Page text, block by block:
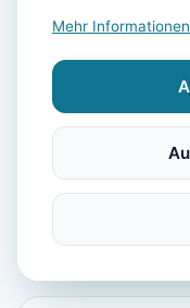
Ausstattung
WLAN
Stadt-/
Mehr Informationen